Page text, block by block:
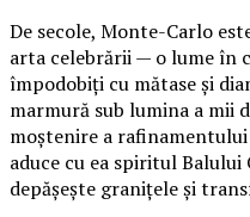
De secole, Monte-Carlo
arta celebrării — o lume în
împodobiți cu mătase și
marmură sub lumina a mii
moștenire a rafinamentului
aduce cu ea spiritul
depășește granițele și